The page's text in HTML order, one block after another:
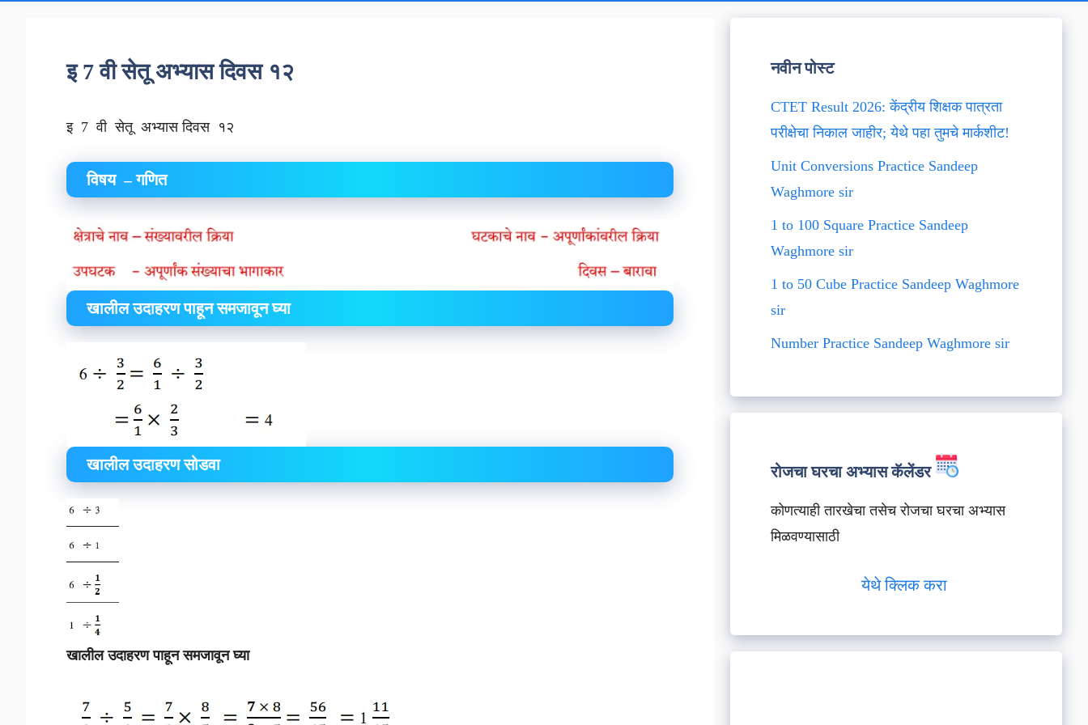
इ 7 वी सेतू अभ्यास दिवस १२
इ 7 वी सेतू अभ्यास दिवस १२
विषय – गणित
खालील उदाहरण पाहून समजावून घ्या
खालील उदाहरण सोडवा
खालील उदाहरण पाहून समजावून घ्या
नवीन पोस्ट
CTET Result 2026: केंद्रीय शिक्षक पात्रता
परीक्षेचा निकाल जाहीर; येथे पहा तुमचे मार्कशीट!
Unit Conversions Practice Sandeep
Waghmore sir
1 to 100 Square Practice Sandeep
Waghmore sir
1 to 50 Cube Practice Sandeep Waghmore
sir
Number Practice Sandeep Waghmore sir
रोजचा घरचा अभ्यास कॅलेंडर
कोणत्याही तारखेचा तसेच रोजचा घरचा अभ्यास
मिळवण्यासाठी
येथे क्लिक करा